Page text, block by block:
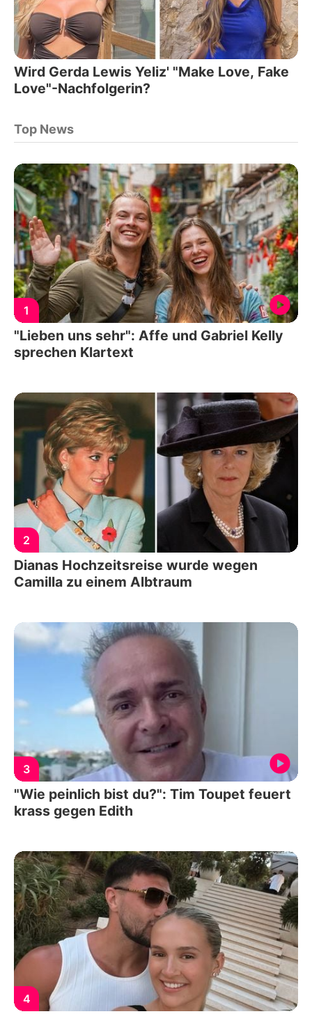
Wird Gerda Lewis Yeliz' "Make Love, Fake
Love"-Nachfolgerin?
Top News
1
"Lieben uns sehr": Affe und Gabriel Kelly
sprechen Klartext
2
Dianas Hochzeitsreise wurde wegen
Camilla zu einem Albtraum
3
"Wie peinlich bist du?": Tim Toupet feuert
krass gegen Edith
4